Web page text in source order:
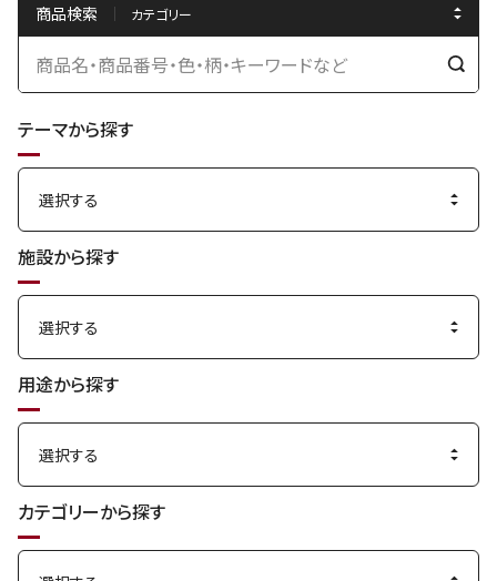
商品検索
検
テーマから探す
施設から探す
用途から探す
カテゴリーから探す